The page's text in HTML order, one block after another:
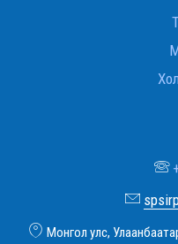
Монгол улс, Улаанбаатар